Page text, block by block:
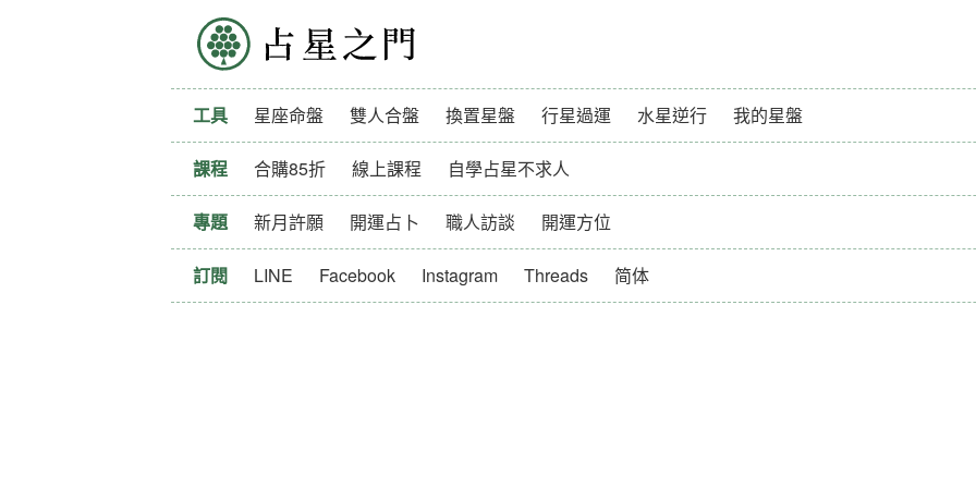
占星之門
工具 星座命盤 雙人合盤 換置星盤 行星過運 水星逆行 我的星盤
課程 合購85折 線上課程 自學占星不求人
專題 新月許願 開運占卜 職人訪談 開運方位
訂閱 LINE Facebook Instagram Threads 简体